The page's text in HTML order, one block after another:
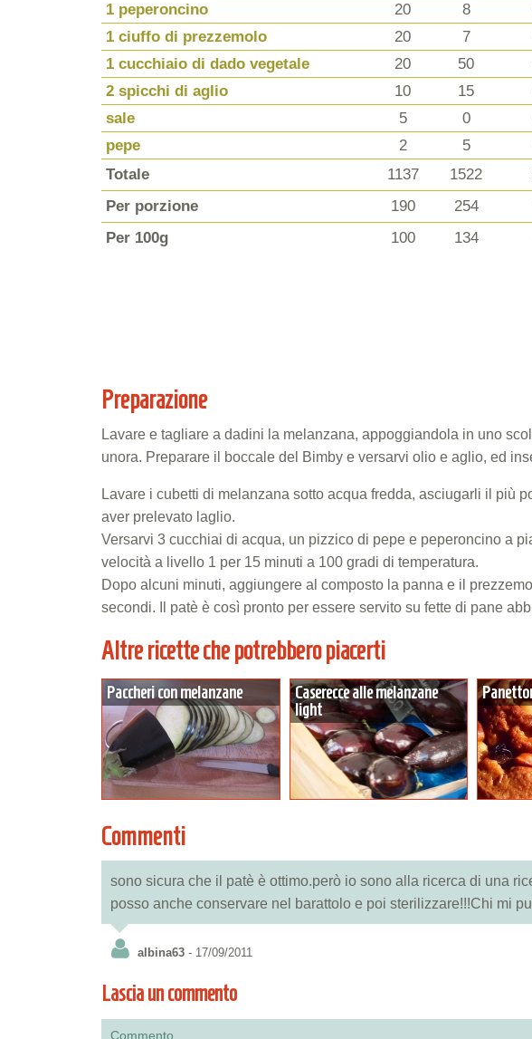
1 peperoncino
20 8
1 ciuffo di prezzemolo
20 7
1 cucchiaio di dado vegetale
20 50
2 spicchi di aglio
10 15
sale
5 0
pepe
2 5
Totale
1137 1522
Per porzione
190 254
Per 100g
100 134
Preparazione
Lavare e tagliare a dadini la melanzana, appoggiandola in uno
unora. Preparare il boccale del Bimby e versarvi olio e aglio, ed
Lavare i cubetti di melanzana sotto acqua fredda, asciugarli il più
aver prelevato laglio.
Versarvi 3 cucchiai di acqua, un pizzico di pepe e peperoncino a
velocità a livello 1 per 15 minuti a 100 gradi di temperatura.
Dopo alcuni minuti, aggiungere al composto la panna e il
secondi. Il patè è così pronto per essere servito su fette di pane
Altre ricette che potrebbero piacerti
Paccheri con melanzane
Caserecce alle melanzane
light
Commenti
sono sicura che il patè è ottimo.però io sono alla ricerca di una
posso anche conservare nel barattolo e poi sterilizzare!!!Chi mi
albina63 - 17/09/2011
Lascia un commento